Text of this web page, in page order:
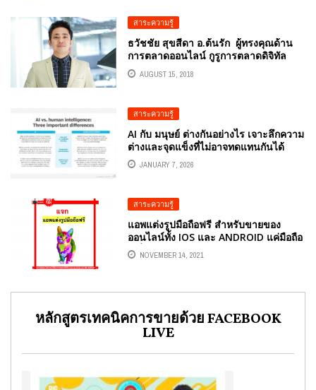
สาระความรู้
ธวัชชัย สุขสีดา อ.ต้นรัก ผู้ทรงคุณด้าน
การตลาดออนไลน์ กูรูการตลาดดิจิทัล
อาจารย์ด้านการตลาดดิจิทัล อาจารย์สอ
นการตฃาดดิจิทัล อาจารย์สอนเฟซบุ๊ก
AUGUST 15, 2018
สาระความรู้
AI กับ มนุษย์ ต่างกันอย่างไร เจาะลึกความ
ต่างและจุดแข็งที่ไม่อาจทดแทนกันได้
JANUARY 7, 2026
สาระความรู้
แอพแต่งรูปมือถือฟรี สำหรับขายของ
ออนไลน์ทั้ง IOS และ ANDROID แค่มือถือ
เครื่องเดียว
NOVEMBER 14, 2021
หลักสูตรเทคนิคการขายด้วย FACEBOOK
LIVE